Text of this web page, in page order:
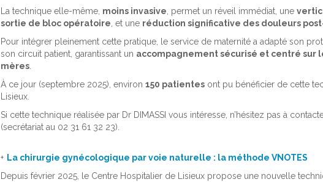
La technique elle-même, moins invasive , permet un réveil immédiat, une
sortie de bloc opératoire , et une réduction significative des douleurs
Pour intégrer pleinement cette pratique,
le service de maternité a adapté son
son circuit patient, garantissant un accompagnement sécurisé et centré sur
mères.
À ce jour (septembre 2025), environ 150 patientesont pu bénéficier de cette
Lisieux.
Si cette technique réalisée par Dr DIMASSI vous intéresse, n’hésitez pas à
(secrétariat au 02 31 61 32 23).
La chirurgie gynécologique par voie naturelle : la méthode VNOTES
Depuis février 2025, le Centre Hospitalier de Lisieux propose une nouvelle